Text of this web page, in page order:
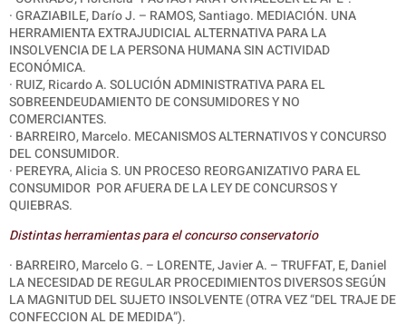
·GRAZIABILE, Darío J. – RAMOS, Santiago. MEDIACIÓN. UNA
HERRAMIENTA EXTRAJUDICIAL ALTERNATIVA PARA LA
INSOLVENCIA DE LA PERSONA HUMANA SIN ACTIVIDAD
ECONÓMICA.
· RUIZ, Ricardo A. SOLUCIÓN ADMINISTRATIVA PARA EL
SOBREENDEUDAMIENTO DE CONSUMIDORES Y NO
COMERCIANTES.
· BARREIRO, Marcelo. MECANISMOS ALTERNATIVOS Y CONCURSO
DEL CONSUMIDOR.
· PEREYRA, Alicia S. UN PROCESO REORGANIZATIVO PARA EL
CONSUMIDOR POR AFUERA DE LA LEY DE CONCURSOS Y
QUIEBRAS.
Distintas herramientas para el concurso conservatorio
· BARREIRO, Marcelo G. – LORENTE, Javier A. – TRUFFAT, E, Daniel
LA NECESIDAD DE REGULAR PROCEDIMIENTOS DIVERSOS SEGÚN
LA MAGNITUD DEL SUJETO INSOLVENTE (OTRA VEZ “DEL TRAJE DE
CONFECCION AL DE MEDIDA”).